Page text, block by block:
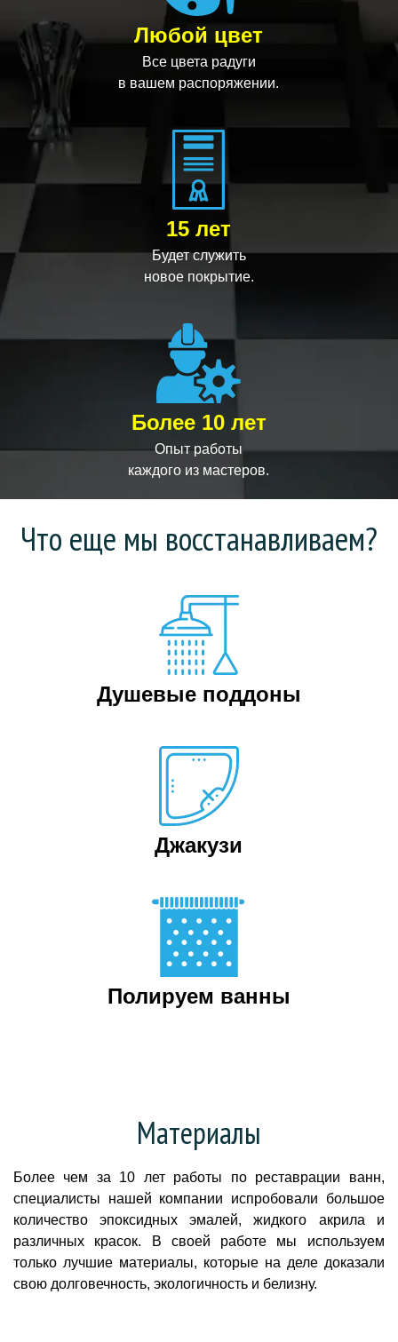
Любой цвет
Все цвета радуги
в вашем распоряжении.
15 лет
Будет служить
новое покрытие.
Более 10 лет
Опыт работы
каждого из мастеров.
Что еще мы восстанавливаем?
Душевые поддоны
Джакузи
Полируем ванны
Материалы
Более чем за 10 лет работы по реставрации ванн,
специалисты нашей компании испробовали большое
количество эпоксидных эмалей, жидкого акрила и
различных красок. В своей работе мы используем
только лучшие материалы, которые на деле доказали
свою долговечность, экологичность и белизну.